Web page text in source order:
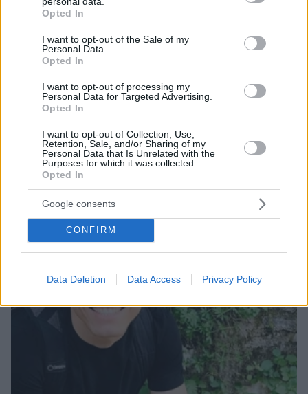
grant or deny consent to Google and its third-party tags to
use your data for below specified purposes in below Google
consent section.
Opted In
I want to opt-out of the Sale of my
Personal Data.
Opted In
I want to opt-out of processing my
Personal Data for Targeted Advertising.
Opted In
I want to opt-out of Collection, Use,
Retention, Sale, and/or Sharing of my
Personal Data that Is Unrelated with the
Purposes for which it was collected.
Opted In
Google consents
CONFIRM
Data Deletion Data Access Privacy Policy
λεπτά και ξυλοκόπησαν τον κοσμηματοπώλη που τους
κυνήγησε στη Βρετανία
Καστοριά: Νεκρή μεγαλόσωμη αρκούδα, πιθανόν από
πυροβολισμό
πριν 32 λεπτά
ΔΕΙΤΕ ΟΛΕΣ ΤΙΣ ΕΙΔΗΣΕΙΣ
ΤΑ ΠΙΟ ΔΗΜΟΦΙΛΗ